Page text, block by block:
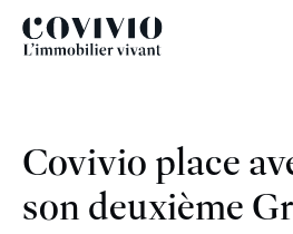
Covivio
Covivio place
son deuxième